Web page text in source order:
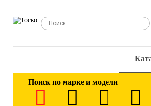
Поиск по марке и модели